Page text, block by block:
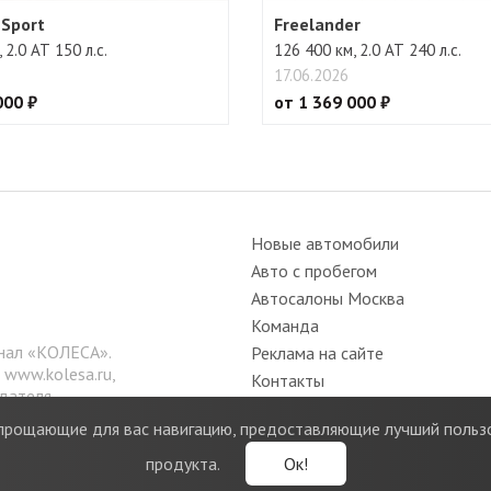
для вас навигацию, предоставляющие лучший
продукта.
Ок!
2.0 АТ 150 л.с.
₽
Freelander
126 400 км, 2.0 АТ 240 л.с.
17.06.2026
от 1 369 000 ₽
«КОЛЕСА».
www.kolesa.ru,
Новые автомобили
Авто с пробегом
Автосалоны Москва
Команда
Реклама на сайте
Контакты
Политика конфиденциальности